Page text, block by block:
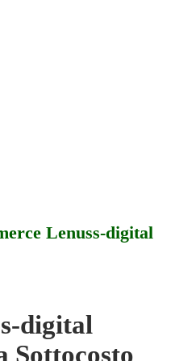
Lenuss-digital
Ecommerce
digital
Sottocosto